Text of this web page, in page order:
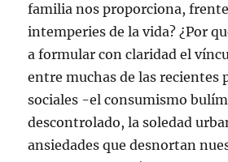
familia nos proporciona,
intemperies de la vida? ¿Por
a formular con claridad el
entre muchas de las recientes
sociales -el consumismo
descontrolado, la soledad
ansiedades que desnortan